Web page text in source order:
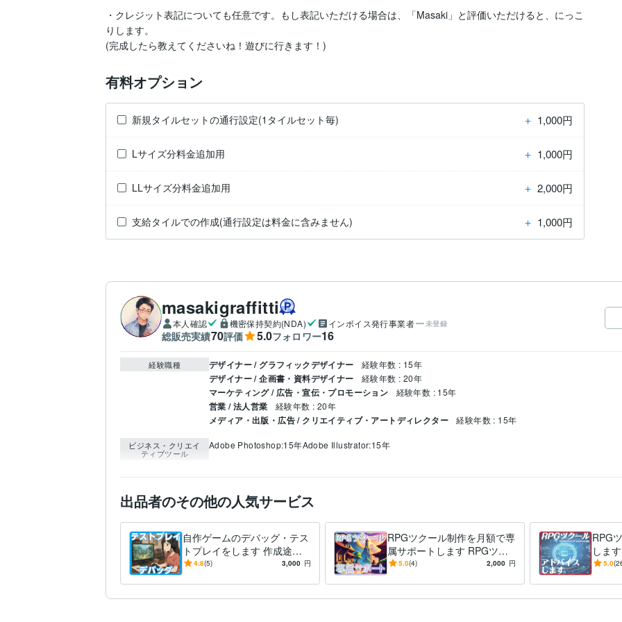
・クレジット表記についても任意です。もし表記いただける場合は、「Masaki」と評価いただけると、にっこ
りします。
(完成したら教えてくださいね！遊びに行きます！)
有料オプション
新規タイルセットの通行設定(1タイルセット毎) ＋ 1,000円
Lサイズ分料金追加用 ＋ 1,000円
LLサイズ分料金追加用 ＋ 2,000円
支給タイルでの作成(通行設定は料金に含みません) ＋ 1,000円
masakigraffitti
本人確認 機密保持契約(NDA) インボイス発行事業者 未登録
総販売実績70評価 5.0フォロワー16
経験職種 デザイナー / グラフィックデザイナー 経験年数 : 15年
デザイナー / 企画書・資料デザイナー 経験年数 : 20年
マーケティング / 広告・宣伝・プロモーション 経験年数 : 15年
営業 / 法人営業 経験年数 : 20年
メディア・出版・広告 / クリエイティブ・アートディレクター 経験年数 : 15年
ビジネス・クリエイ
ティブツール
Adobe Photoshop:15年Adobe Illustrator:15年
出品者のその他の人気サービス
自作ゲームのデバッグ・テス
トプレイをします 作成途中
でも可！ゲームのバグ確認、
4.8(5) 3,000 円
RPGツクール制作を月額で専
属サポートします RPGツク
ールの小さな悩みに、定額制
5.0(4) 2,000 円
RPG
しま
る、
5.0